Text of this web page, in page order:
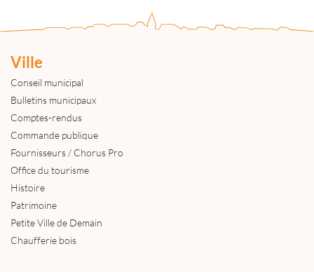
Ville
Conseil municipal
Bulletins municipaux
Comptes-rendus
Commande publique
Fournisseurs / Chorus Pro
Office du tourisme
Histoire
Patrimoine
Petite Ville de Demain
Chaufferie bois